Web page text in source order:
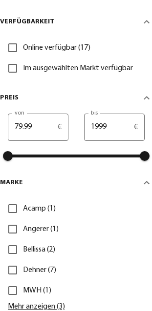
VERFÜGBARKEIT
Online verfügbar (17)
Im ausgewählten Markt verfügbar
PREIS
von
€
bis
€
MARKE
Acamp (1)
Angerer (1)
Bellissa (2)
Dehner (7)
MWH (1)
Mehr anzeigen (3)